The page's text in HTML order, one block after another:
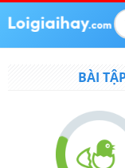
BÀI